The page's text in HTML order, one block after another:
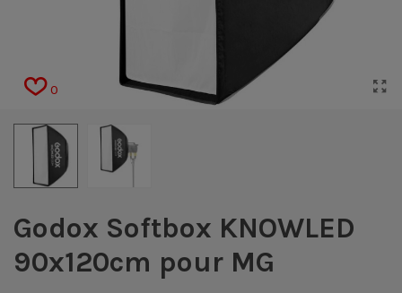
0
Godox Softbox KNOWLED
90x120cm pour MG